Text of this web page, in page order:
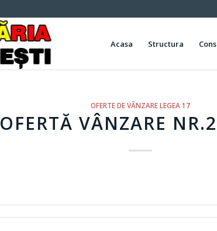
Acasa Structura
OFERTE DE VÂNZARE LEGEA 17
OFERTĂ VÂNZARE